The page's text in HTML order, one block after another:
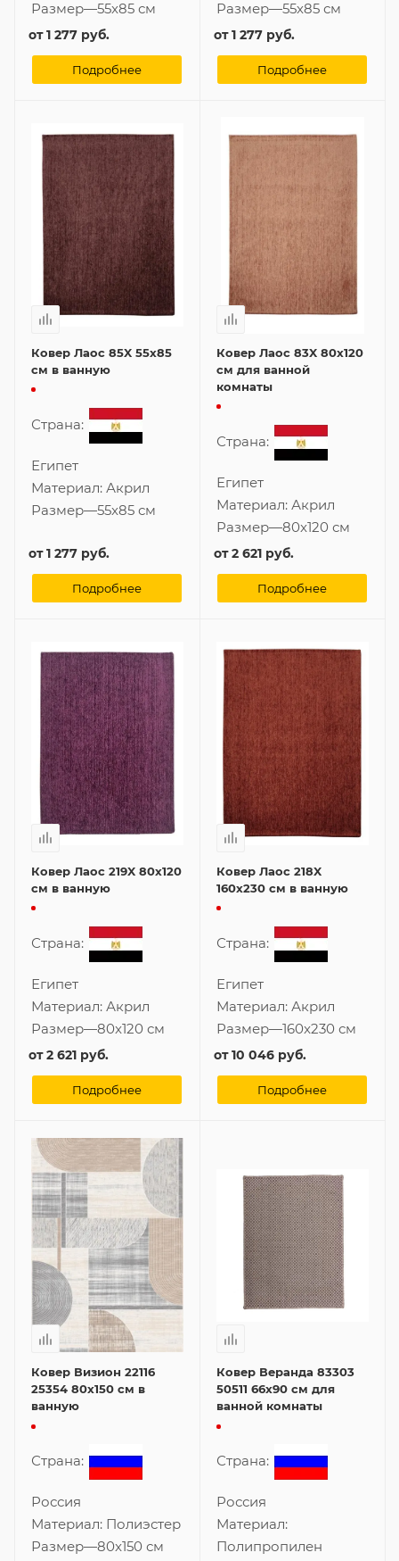
Размер—55x85 см
от1 277 руб.
Подробнее
Размер—55x85 см
от1 277 руб.
Подробнее
Ковер Лаос 85X 55x85
см в ванную
Страна:
Египет
Материал: Акрил
Размер—55x85 см
от1 277 руб.
Подробнее
Ковер Лаос 83X 80x120
см для ванной
комнаты
Страна:
Египет
Материал: Акрил
Размер—80x120 см
от2 621 руб.
Подробнее
Ковер Лаос 219X 80x120
см в ванную
Страна:
Египет
Материал: Акрил
Размер—80x120 см
от2 621 руб.
Подробнее
Ковер Лаос 218X
160x230 см в ванную
Страна:
Египет
Материал: Акрил
Размер—160x230 см
от10 046 руб.
Подробнее
Ковер Визион 22116
25354 80x150 см в
ванную
Страна:
Россия
Материал: Полиэстер
Размер—80x150 см
Ковер Веранда 83303
50511 66x90 см для
ванной комнаты
Страна:
Россия
Материал:
Полипропилен